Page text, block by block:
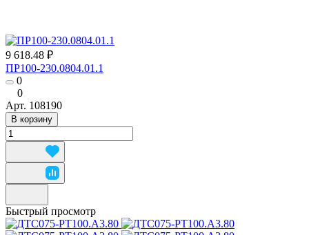
9 618.48 ₽
ПР100-230.0804.01.1
0
0
Арт. 108190
В корзину
Быстрый просмотр